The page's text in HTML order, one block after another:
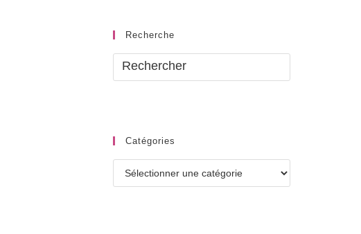
Recherche
Catégories